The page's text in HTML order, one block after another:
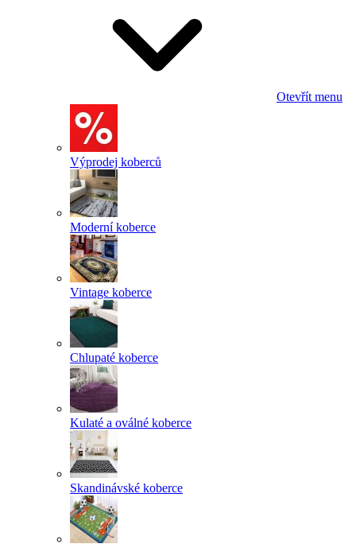
Otevřít menu
Výprodej koberců
Moderní koberce
Vintage koberce
Chlupaté koberce
Kulaté a oválné koberce
Skandinávské koberce